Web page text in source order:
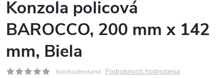
Konzola policová
BAROCCO, 200 mm x 142
mm, Biela
Neohodnotené Podrobnosti hodnotenia